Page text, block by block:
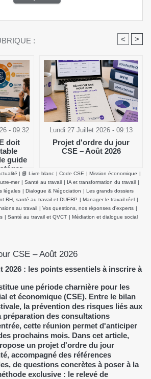
: < >
- 09:32
doit
guide
des
Lundi 27 Juillet 2026 - 09:13
Projet d'ordre du jour
CSE – Août 2026
| 📘 Livre blanc | Code CSE | Mission économique |
mer | Santé au travail | IA et transformation du travail |
légales | Dialogue & Négociation | Les grands dossiers
RH, santé au travail et DUERP | Manager le travail réel |
au travail | Vos questions, nos réponses d'experts |
| Santé au travail et QVCT | Médiation et dialogue social
CSE – Août 2026
2026 : les points essentiels à inscrire à
une période charnière pour les
et économique (CSE). Entre le bilan
la prévention des risques liés aux
préparation des consultations
cette réunion permet d'anticiper
prochains mois. Dans cet article,
un projet d'ordre du jour
accompagné des références
de questions concrètes à poser à la
exclusive : le relevé de